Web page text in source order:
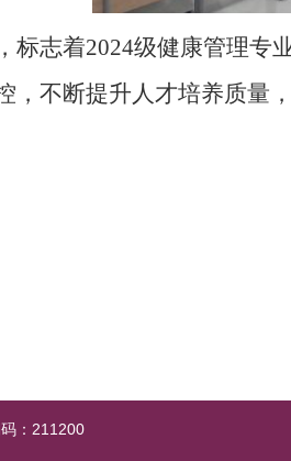
标志着2024级健康管理专
，不断提升人才培养质量
：211200